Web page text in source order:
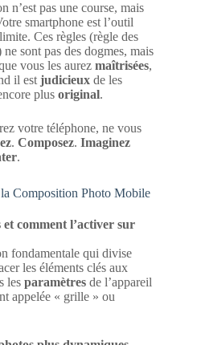
n’est pas une course, mais
smartphone est l’outil
Ces règles (règle des
sont pas des dogmes, mais
vous les aurez maîtrisées,
il est judicieux de les
plus original.
votre téléphone, ne vous
. Composez. Imaginez
.
la Composition Photo Mobile
et comment l’activer sur
fondamentale qui divise
les éléments clés aux
les paramètres de l’appareil
appelée « grille » ou